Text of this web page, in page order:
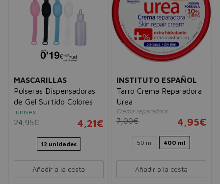
MASCARILLAS
Pulseras Dispensadoras
de Gel Surtido Colores
unisex
24,95€ 4,21€
12 unidades
Añadir a la cesta
INSTITUTO ESPAÑOL
Tarro Crema Reparadora
Urea
Crema reparadora
7,00€ 4,95€
50 ml 400 ml
Añadir a la cesta